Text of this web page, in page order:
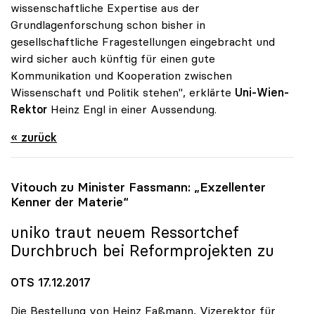
wissenschaftliche Expertise aus der
Grundlagenforschung schon bisher in
gesellschaftliche Fragestellungen eingebracht und
wird sicher auch künftig für einen gute
Kommunikation und Kooperation zwischen
Wissenschaft und Politik stehen", erklärte Uni-Wien-
Rektor Heinz Engl in einer Aussendung.
« zurück
Vitouch zu Minister Fassmann: „Exzellenter
Kenner der Materie“
uniko traut neuem Ressortchef
Durchbruch bei Reformprojekten zu
OTS 17.12.2017
Die Bestellung von Heinz Faßmann, Vizerektor für